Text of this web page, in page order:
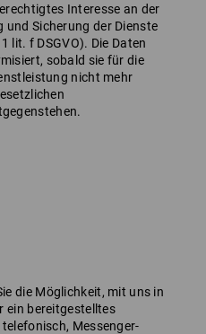
Interesse an der
Sicherung der Dienste
lit. f DSGVO). Die Daten
sobald sie für die
nicht mehr
die Möglichkeit, mit uns in
ein bereitgestelltes
Messenger-